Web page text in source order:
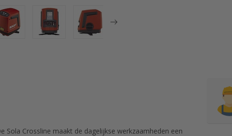
Sola Crossline maakt de dagelijkse werkzaamheden een